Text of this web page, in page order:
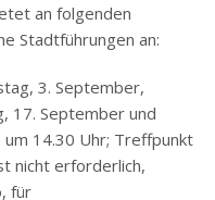
an folgenden
Stadtführungen an:
3. September,
17. September und
14.30 Uhr; Treffpunkt
nicht erforderlich,
für